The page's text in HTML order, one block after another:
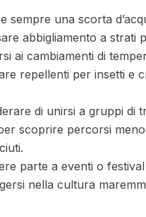
sempre una scorta
abbigliamento a strati
ai cambiamenti di
repellenti per insetti e
di unirsi a gruppi di
scoprire percorsi meno
parte a eventi o
nella cultura